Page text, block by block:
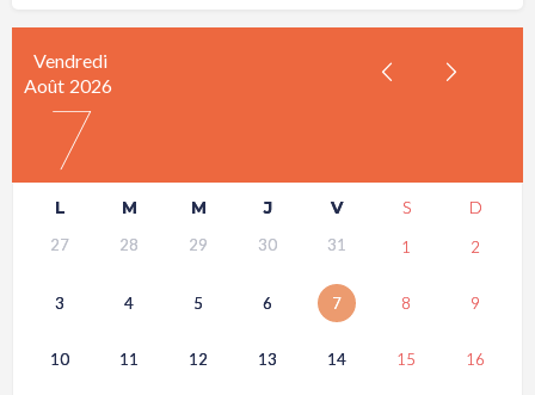
Vendredi
Août 2026
7
L M M J V S D
27 28 29 30 31 1 2
3 4 5 6 7 8 9
10 11 12 13 14 15 16